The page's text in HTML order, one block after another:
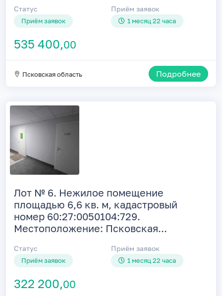
Статус
Приём заявок
Приём заявок
1 месяц 22 часа
535 400,00
Псковская область Подробнее
Лот № 6. Нежилое помещение
площадью 6,6 кв. м, кадастровый
номер 60:27:0050104:729.
Местоположение: Псковская...
Статус
Приём заявок
Приём заявок
1 месяц 22 часа
322 200,00